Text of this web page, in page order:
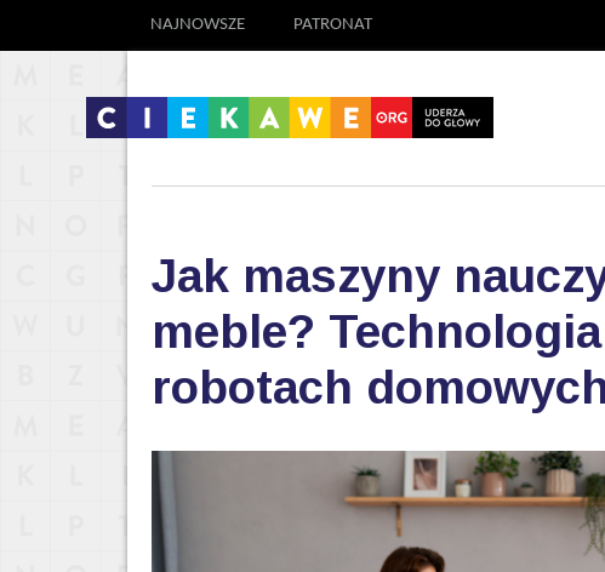
NAJNOWSZE PATRONAT
Jak maszyny
meble?
robotach